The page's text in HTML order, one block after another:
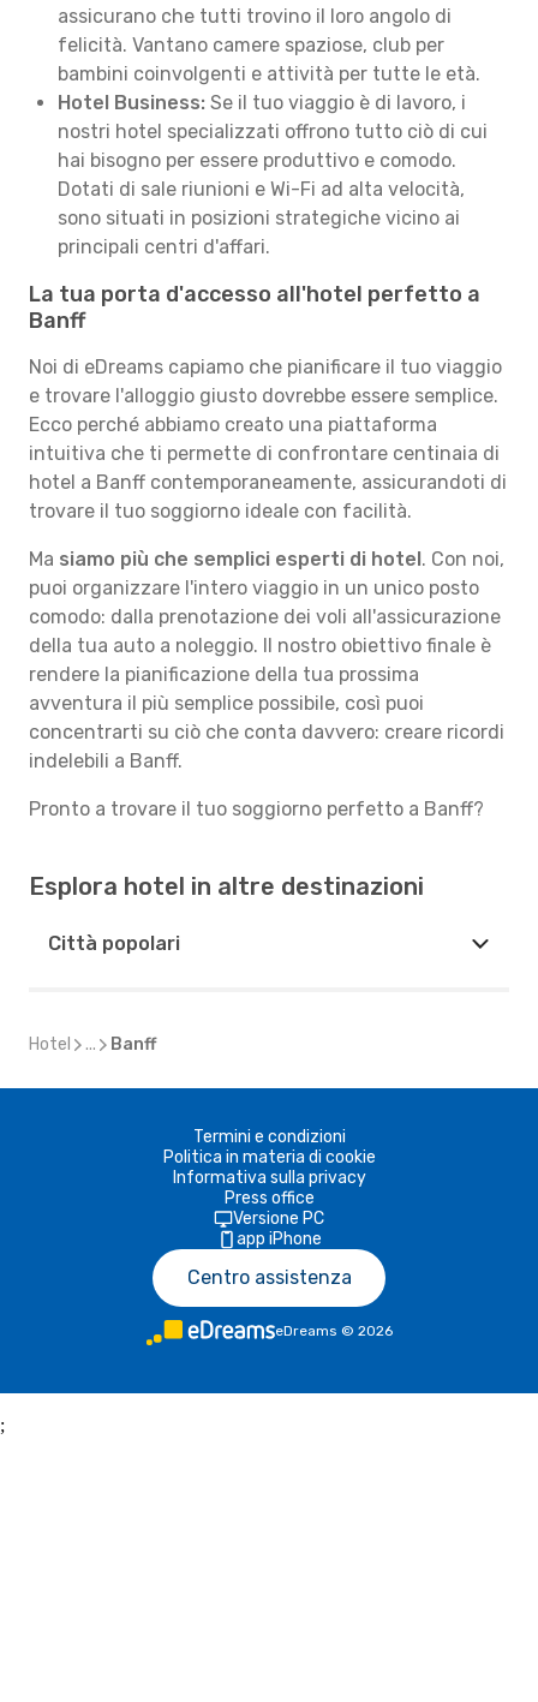
assicurano che tutti trovino il loro angolo di
felicità. Vantano camere spaziose, club per
bambini coinvolgenti e attività per tutte le età.
Hotel Business: Se il tuo viaggio è di lavoro, i
nostri hotel specializzati offrono tutto ciò di cui
hai bisogno per essere produttivo e comodo.
Dotati di sale riunioni e Wi-Fi ad alta velocità,
sono situati in posizioni strategiche vicino ai
principali centri d'affari.
La tua porta d'accesso all'hotel perfetto a
Banff
Noi di eDreams capiamo che pianificare il tuo viaggio
e trovare l'alloggio giusto dovrebbe essere semplice.
Ecco perché abbiamo creato una piattaforma
intuitiva che ti permette di confrontare centinaia di
hotel a Banff contemporaneamente, assicurandoti di
trovare il tuo soggiorno ideale con facilità.
Ma siamo più che semplici esperti di hotel. Con noi,
puoi organizzare l'intero viaggio in un unico posto
comodo: dalla prenotazione dei voli all'assicurazione
della tua auto a noleggio. Il nostro obiettivo finale è
rendere la pianificazione della tua prossima
avventura il più semplice possibile, così puoi
concentrarti su ciò che conta davvero: creare ricordi
indelebili a Banff.
Pronto a trovare il tuo soggiorno perfetto a Banff?
Esplora hotel in altre destinazioni
Città popolari
Hotel ... Banff
Termini e condizioni
Politica in materia di cookie
Informativa sulla privacy
Press office
Versione PC
app iPhone
Centro assistenza
eDreams © 2026
;